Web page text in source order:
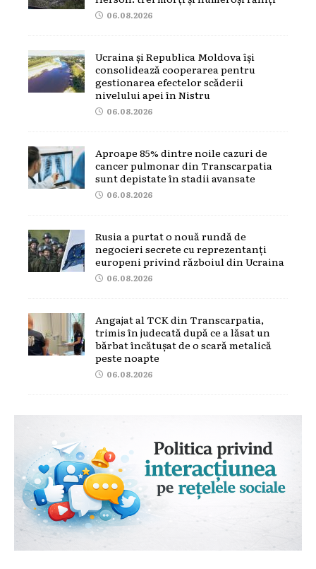
06.08.2026
Ucraina și Republica Moldova își
consolidează cooperarea pentru
gestionarea efectelor scăderii
nivelului apei în Nistru
06.08.2026
Aproape 85% dintre noile cazuri de
cancer pulmonar din Transcarpatia
sunt depistate în stadii avansate
06.08.2026
Rusia a purtat o nouă rundă de
negocieri secrete cu reprezentanți
europeni privind războiul din Ucraina
06.08.2026
Angajat al TCK din Transcarpatia,
trimis în judecată după ce a lăsat un
bărbat încătușat de o scară metalică
peste noapte
06.08.2026